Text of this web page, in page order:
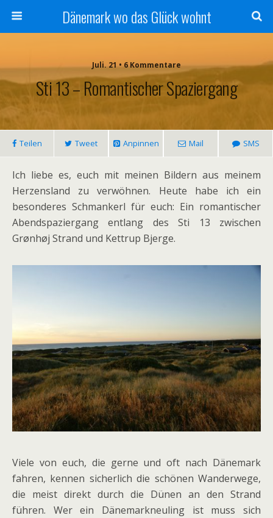
Dänemark wo das Glück wohnt
Juli. 21 • 6 Kommentare
Sti 13 – Romantischer Spaziergang
Teilen Tweet Anpinnen Mail SMS
Ich liebe es, euch mit meinen Bildern aus meinem
Herzensland zu verwöhnen. Heute habe ich ein
besonderes Schmankerl für euch: Ein romantischer
Abendspaziergang entlang des Sti 13 zwischen
Grønhøj Strand und Kettrup Bjerge.
Viele von euch, die gerne und oft nach Dänemark
fahren, kennen sicherlich die schönen Wanderwege,
die meist direkt durch die Dünen an den Strand
führen. Wer ein Dänemarkneuling ist muss sich